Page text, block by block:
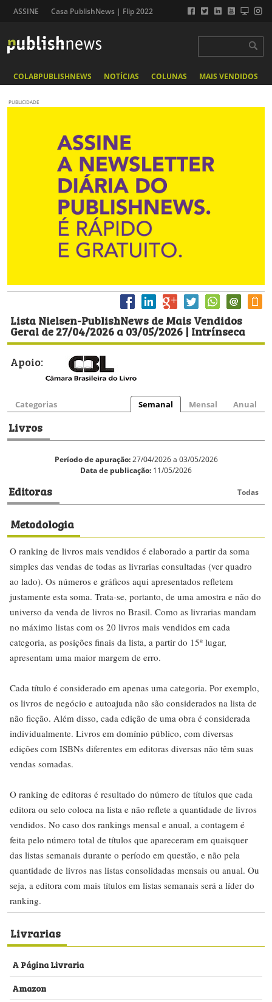
ASSINE Casa PublishNews | Flip 2022
COLABPUBLISHNEWS NOTÍCIAS COLUNAS MAIS VENDIDOS
PUBLICIDADE
Lista Nielsen-PublishNews de Mais Vendidos
Geral de 27/04/2026 a 03/05/2026 | Intrínseca
Apoio:
Categorias Semanal Mensal Anual
Livros
Período de apuração:27/04/2026 a 03/05/2026
Data de publicação: 11/05/2026
Editoras Todas
Metodologia
O ranking de livros mais vendidos é elaborado a partir da soma
simples das vendas de todas as livrarias consultadas (ver quadro
ao lado). Os números e gráficos aqui apresentados refletem
justamente esta soma. Trata-se, portanto, de uma amostra e não do
universo da venda de livros no Brasil. Como as livrarias mandam
no máximo listas com os 20 livros mais vendidos em cada
categoria, as posições finais da lista, a partir do 15º lugar,
apresentam uma maior margem de erro.
Cada título é considerado em apenas uma categoria. Por exemplo,
os livros de negócio e autoajuda não são considerados na lista de
não ficção. Além disso, cada edição de uma obra é considerada
individualmente. Livros em domínio público, com diversas
edições com ISBNs diferentes em editoras diversas não têm suas
vendas somadas.
O ranking de editoras é resultado do número de títulos que cada
editora ou selo coloca na lista e não reflete a quantidade de livros
vendidos. No caso dos rankings mensal e anual, a contagem é
feita pelo número total de títulos que apareceram em quaisquer
das listas semanais durante o período em questão, e não pela
quantidade de livros nas listas consolidadas mensais ou anual. Ou
seja, a editora com mais títulos em listas semanais será a líder do
ranking.
Livrarias
A Página Livraria
Amazon